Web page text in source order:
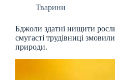
Тварини
Бджоли здатні нищити
смугасті трудівниці
природи.